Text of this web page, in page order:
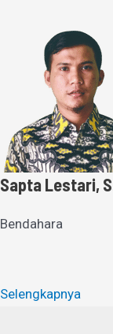
Sapta Lestari,
Bendahara
Selengkapnya